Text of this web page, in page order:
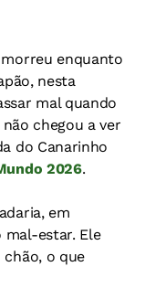
enquanto
nesta
mal quando
não chegou a ver
do Canarinho
2026.
em
mal-estar. Ele
chão, o que